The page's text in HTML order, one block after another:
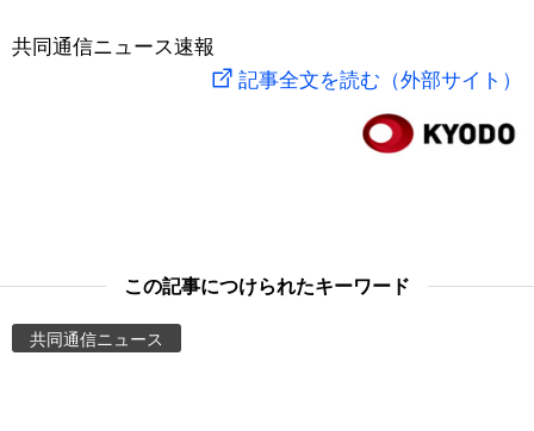
スポーツ・東京2020
Topics
Images
共同通信ニュース速報
記事全文を読む（外部サイト）
この記事につけられたキーワード
共同通信ニュース